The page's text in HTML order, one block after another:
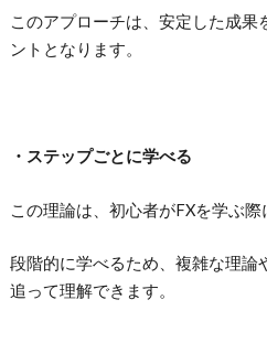
このアプローチは、安定した成果
ントとなります。
・ステップごとに学べる
この理論は、初心者がFXを学ぶ際
段階的に学べるため、複雑な理論
追って理解できます。